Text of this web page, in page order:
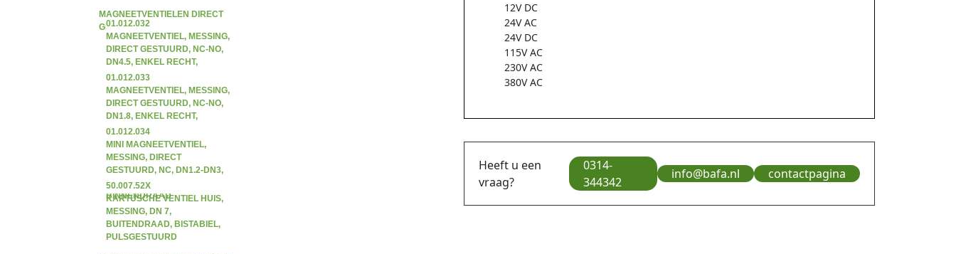
MAGNEETVENTIELEN DIRECT
GESTUURD
01.012.032
MAGNEETVENTIEL, MESSING,
DIRECT GESTUURD, NC-NO,
DN4.5, ENKEL RECHT,
BINNENDRAAD
01.012.033
MAGNEETVENTIEL, MESSING,
DIRECT GESTUURD, NC-NO,
DN1.8, ENKEL RECHT,
BINNENDRAAD
01.012.034
MINI MAGNEETVENTIEL,
MESSING, DIRECT
GESTUURD, NC, DN1.2-DN3,
ENKEL RECHT,
BINNENDRAAD
50.007.52X
KARTUSCHE VENTIEL HUIS,
MESSING, DN 7,
BUITENDRAAD, BISTABIEL,
PULSGESTUURD
12V DC
24V AC
24V DC
115V AC
230V AC
380V AC
Heeft u een
vraag?
0314-
344342
info@bafa.nl contactpagina